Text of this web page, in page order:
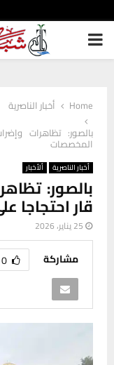
PRIMARY
Home
أخبار الناصرية
بالصور: تظاهرات
المخصصات
أخبار الناصرية ألأخبار
بالصور:
قار
25 يناير، 2026
مشاركة 0